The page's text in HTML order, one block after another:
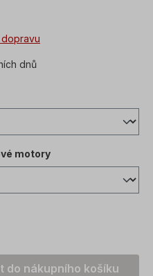
dnů
motory
Zadejte
do nákupního košíku